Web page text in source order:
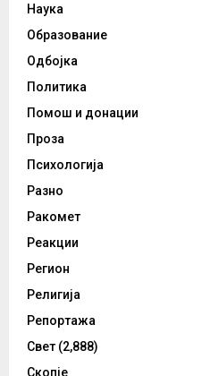
Наука
Образование
Одбојка
Политика
Помош и донации
Проза
Психологија
Разно
Ракомет
Реакции
Регион
Религија
Репортажа
Свет (2,888)
Скопје